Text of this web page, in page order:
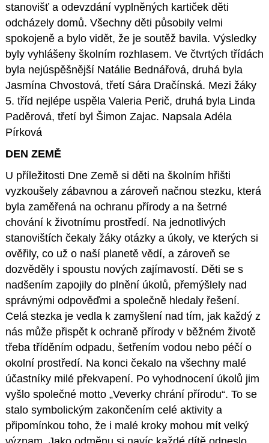
stanovišť a odevzdání vyplněných kartiček děti
odcházely domů. Všechny děti působily velmi
spokojeně a bylo vidět, že je soutěž bavila. Výsledky
byly vyhlášeny školním rozhlasem. Ve čtvrtých třídách
byla nejúspěšnější Natálie Bednářová, druhá byla
Jasmína Chvostová, třetí Sára Dračínská. Mezi žáky
5. tříd nejlépe uspěla Valeria Perič, druhá byla Linda
Paděrová, třetí byl Šimon Zajac. Napsala Adéla
Pírková
DEN ZEMĚ
U příležitosti Dne Země si děti na školním hřišti
vyzkoušely zábavnou a zároveň načnou stezku, která
byla zaměřená na ochranu přírody a na šetrné
chování k životnímu prostředí. Na jednotlivých
stanovištích čekaly žáky otázky a úkoly, ve kterých si
ověřily, co už o naší planetě vědí, a zároveň se
dozvěděly i spoustu nových zajímavostí. Děti se s
nadšením zapojily do plnění úkolů, přemýšlely nad
správnými odpověďmi a společně hledaly řešení.
Celá stezka je vedla k zamyšlení nad tím, jak každý z
nás může přispět k ochraně přírody v běžném životě
třeba tříděním odpadu, šetřením vodou nebo péčí o
okolní prostředí. Na konci čekalo na všechny malé
účastníky milé překvapení. Po vyhodnocení úkolů jim
vyšlo společné motto „Veverky chrání přírodu“. To se
stalo symbolickým zakončením celé aktivity a
připomínkou toho, že i malé kroky mohou mít velký